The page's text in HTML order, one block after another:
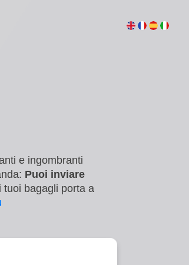
e ingombranti
Puoi inviare
tuoi bagagli porta a